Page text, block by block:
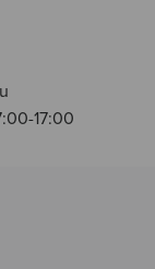
17:00